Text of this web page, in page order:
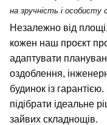
на зручність і особисту
Незалежно від
кожен наш проєкт
адаптувати
оздоблення,
будинок із
підібрати ідеальне
зайвих складнощів.